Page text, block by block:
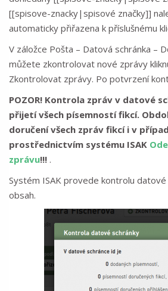
[[spisove-znacky|spisové značky]]
automaticky přiřazena k příslušnému
V záložce Pošta – Datová schránka –
můžete zkontrolovat nové zprávy
Zkontrolovat zprávy. Po potvrzení
POZOR! Kontrola zpráv v datové
přijetí všech písemností fikcí.
doručení všech zpráv fikcí i v
prostřednictvím systému ISAK
zprávu!!! .
Systém ISAK provede kontrolu
obsah.